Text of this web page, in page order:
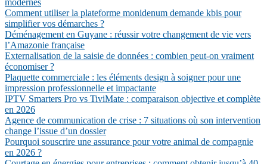
modernes
Comment utiliser la plateforme monidenum demande kbis pour
simplifier vos démarches ?
Déménagement en Guyane : réussir votre changement de vie vers
l’Amazonie française
Externalisation de la saisie de données : combien peut-on vraiment
économiser ?
Plaquette commerciale : les éléments design à soigner pour une
impression professionnelle et impactante
IPTV Smarters Pro vs TiviMate : comparaison objective et complète
en 2026
Agence de communication de crise : 7 situations où son intervention
change l’issue d’un dossier
Pourquoi souscrire une assurance pour votre animal de compagnie
en 2026 ?